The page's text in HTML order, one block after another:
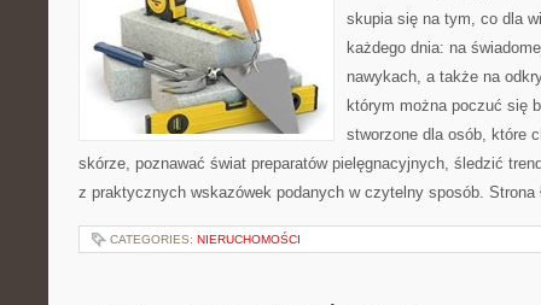
skupia się na tym, co dla
każdego dnia: na
nawykach, a także na
którym można poczuć się
stworzone dla osób, które
skórze, poznawać świat preparatów pielęgnacyjnych, śledzić
z praktycznych wskazówek podanych w czytelny sposób.
CATEGORIES: NIERUCHOMOŚCI